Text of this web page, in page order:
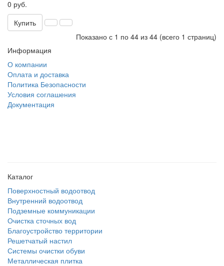
0 руб.
Купить
Показано с 1 по 44 из 44 (всего 1 страниц)
Информация
О компании
Оплата и доставка
Политика Безопасности
Условия соглашения
Документация
Каталог
Поверхностный водоотвод
Внутренний водоотвод
Подземные коммуникации
Очистка сточных вод
Благоустройство территории
Решетчатый настил
Системы очистки обуви
Металлическая плитка